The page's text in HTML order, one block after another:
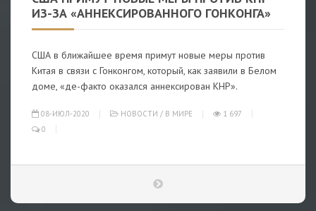
ИЗ-ЗА «АННЕКСИРОВАННОГО ГОНКОНГА»
США в ближайшее время примут новые меры против
Китая в связи с Гонконгом, который, как заявили в Белом
доме, «де-факто оказался аннексирован КНР».
08-ИЮЛ-2020 НОВОСТИ / В МИРЕ
1 697
0